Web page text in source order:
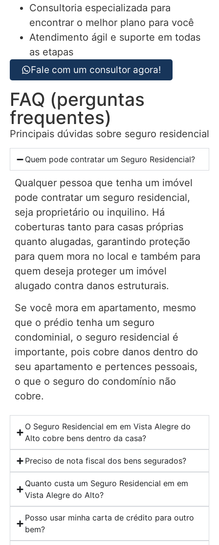
Consultoria especializada para
encontrar o melhor plano para você
Atendimento ágil e suporte em todas
as etapas
Fale com um consultor agora!
FAQ (perguntas
frequentes)
Principais dúvidas sobre seguro residencial
Quem pode contratar um Seguro Residencial?
Qualquer pessoa que tenha um imóvel
pode contratar um seguro residencial,
seja proprietário ou inquilino. Há
coberturas tanto para casas próprias
quanto alugadas, garantindo proteção
para quem mora no local e também para
quem deseja proteger um imóvel
alugado contra danos estruturais.
Se você mora em apartamento, mesmo
que o prédio tenha um seguro
condominial, o seguro residencial é
importante, pois cobre danos dentro do
seu apartamento e pertences pessoais,
o que o seguro do condomínio não
cobre.
O Seguro Residencial em em Vista Alegre do
Alto cobre bens dentro da casa?
Preciso de nota fiscal dos bens segurados?
Quanto custa um Seguro Residencial em em
Vista Alegre do Alto?
Posso usar minha carta de crédito para outro
bem?